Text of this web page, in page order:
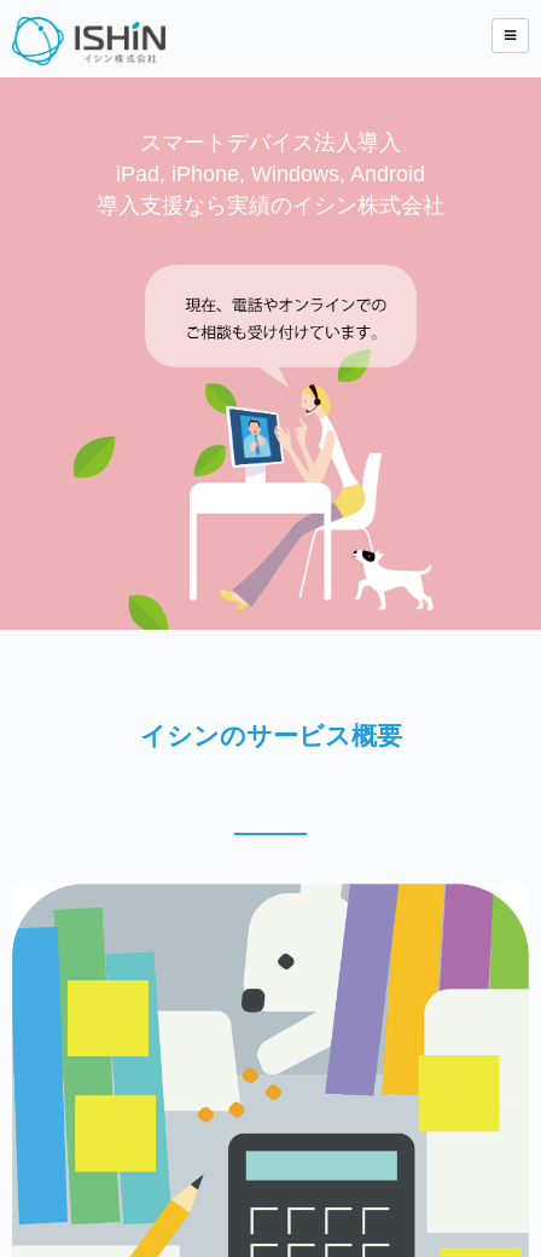
スマートデバイス法人導入
iPad, iPhone, Windows, Android
導入支援なら実績のイシン株式会社
イシンのサービス概要